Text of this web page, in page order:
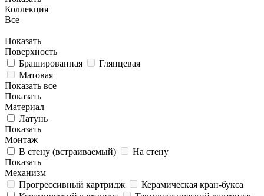
Коллекция
Все
Показать
Поверхность
Брашированная
Глянцевая
Матовая
Показать все
Показать
Материал
Латунь
Показать
Монтаж
В стену (встраиваемый)
На стену
Показать
Механизм
Прогрессивный картридж
Керамическая кран-букса